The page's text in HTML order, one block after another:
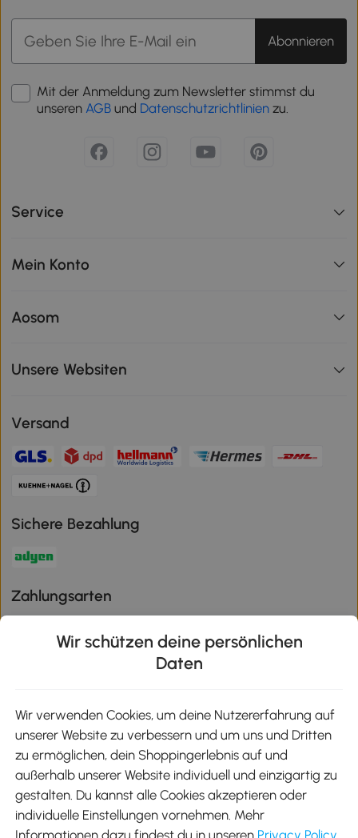
Abonnieren
Mit der Anmeldung zum Newsletter stimmst du
unseren AGB und Datenschutzrichtlinien zu.
Service
Mein Konto
Aosom
Unsere Websiten
Versand
Sichere Bezahlung
Zahlungsarten
Aosom-App
Google Play
Wir schützen deine persönlichen
Daten
Wir verwenden Cookies, um deine Nutzererfahrung auf
unserer Website zu verbessern und um uns und Dritten
zu ermöglichen, dein Shoppingerlebnis auf und
außerhalb unserer Website individuell und einzigartig zu
gestalten. Du kannst alle Cookies akzeptieren oder
individuelle Einstellungen vornehmen. Mehr